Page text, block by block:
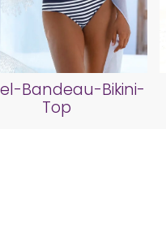
Bandeau-Bikini-
Top